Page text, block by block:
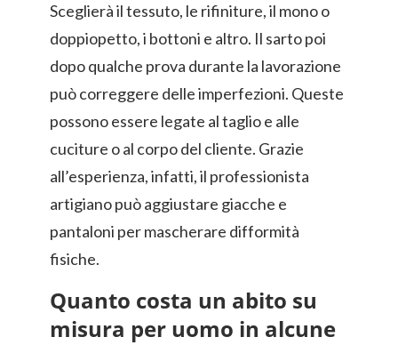
Sceglierà il tessuto, le rifiniture, il mono o
doppiopetto, i bottoni e altro. Il sarto poi
dopo qualche prova durante la lavorazione
può correggere delle imperfezioni. Queste
possono essere legate al taglio e alle
cuciture o al corpo del cliente. Grazie
all’esperienza, infatti, il professionista
artigiano può aggiustare giacche e
pantaloni per mascherare difformità
fisiche.
Quanto costa un abito su
misura per uomo in alcune